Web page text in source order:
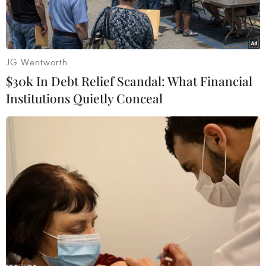
Ukraine trong vòng 50 ngày tới.
Đồng được sản xuất tại nhà máy ở tỉnh Chiết Giang, Trung
Quốc. (Nguồn: THX/TTXVN)
Tổng thống Mỹ Donald Trump ngày 14/7 tuyên
bố sẽ áp thuế lên tới 100% lên các đối tác
JG Wentworth
$30k In Debt Relief Scandal: What Financial
Institutions Quietly Conceal